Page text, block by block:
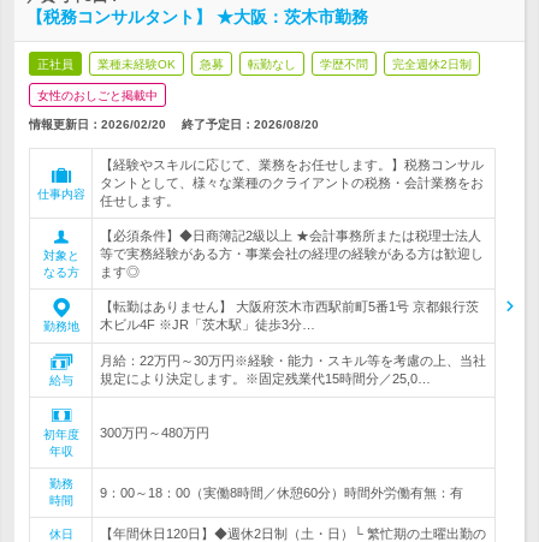
【税務コンサルタント】 ★大阪：茨木市勤務
正社員 業種未経験OK 急募 転勤なし 学歴不問 完全週休2日制
女性のおしごと掲載中
情報更新日：2026/02/20 終了予定日： 2026/08/20
仕事内容
【経験やスキルに応じて、業務をお任せします。】税務コンサル
タントとして、様々な業種のクライアントの税務・会計業務をお
任せします。
対象と
なる方
【必須条件】◆日商簿記2級以上 ★会計事務所または税理士法人
等で実務経験がある方・事業会社の経理の経験がある方は歓迎し
ます◎
勤務地
【転勤はありません】 大阪府茨木市西駅前町5番1号 京都銀行茨
木ビル4F ※JR「茨木駅」徒歩3分…
給与
月給：22万円～30万円※経験・能力・スキル等を考慮の上、当社
規定により決定します。※固定残業代15時間分／25,0…
初年度
年収
300万円～480万円
勤務
時間
9：00～18：00（実働8時間／休憩60分）時間外労働有無：有
休日
【年間休日120日】◆週休2日制（土・日）└ 繁忙期の土曜出勤の